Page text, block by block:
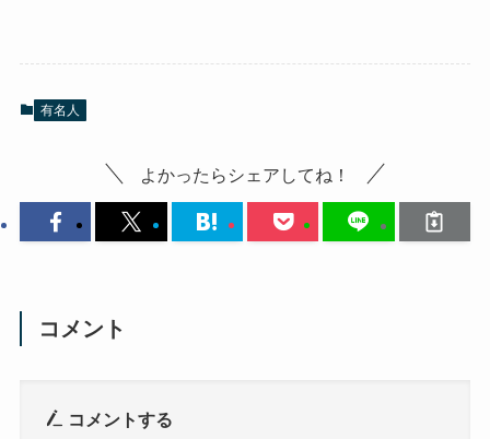
有名人
よかったらシェアしてね！
コメント
コメントする